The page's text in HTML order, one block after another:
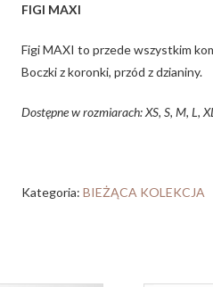
FIGI MAXI
Figi MAXI to przede wszystkim
Boczki z koronki, przód z dzianiny.
Dostępne w rozmiarach: XS, S, M, L,
Kategoria: BIEŻĄCA KOLEKCJA